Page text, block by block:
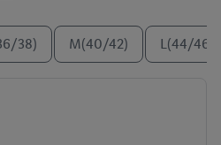
38) M(40/42) L(44/46)